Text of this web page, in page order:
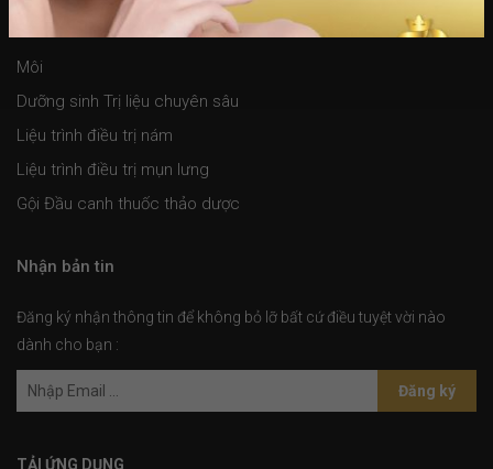
Dịch vụ spa
Môi
Dưỡng sinh Trị liệu chuyên sâu
Liệu trình điều trị nám
Liệu trình điều trị mụn lưng
Gội Đầu canh thuốc thảo dược
Nhận bản tin
Đăng ký nhận thông tin để không bỏ lỡ bất cứ điều tuyệt vời nào
dành cho bạn :
Đăng ký
TẢI ỨNG DỤNG